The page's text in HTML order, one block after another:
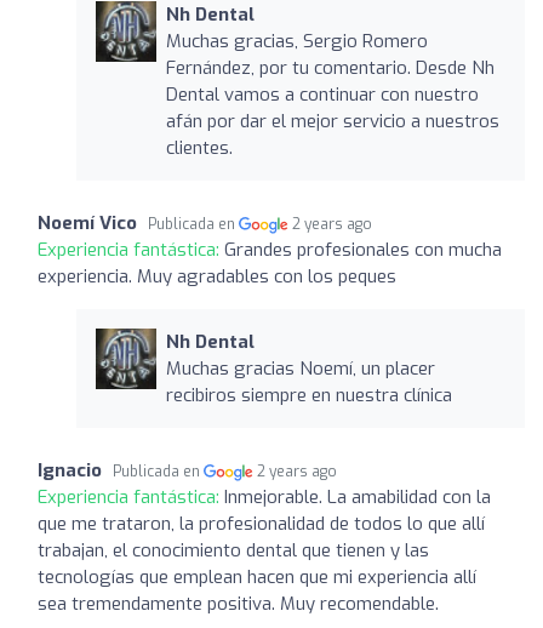
Nh Dental
Muchas gracias, Sergio Romero
Fernández, por tu comentario. Desde Nh
Dental vamos a continuar con nuestro
afán por dar el mejor servicio a nuestros
clientes.
Noemí Vico Publicada en 2 years ago
Experiencia fantástica: Grandes profesionales con mucha
experiencia. Muy agradables con los peques
Nh Dental
Muchas gracias Noemí, un placer
recibiros siempre en nuestra clínica
Ignacio Publicada en 2 years ago
Experiencia fantástica: Inmejorable. La amabilidad con la
que me trataron, la profesionalidad de todos lo que allí
trabajan, el conocimiento dental que tienen y las
tecnologías que emplean hacen que mi experiencia allí
sea tremendamente positiva. Muy recomendable.